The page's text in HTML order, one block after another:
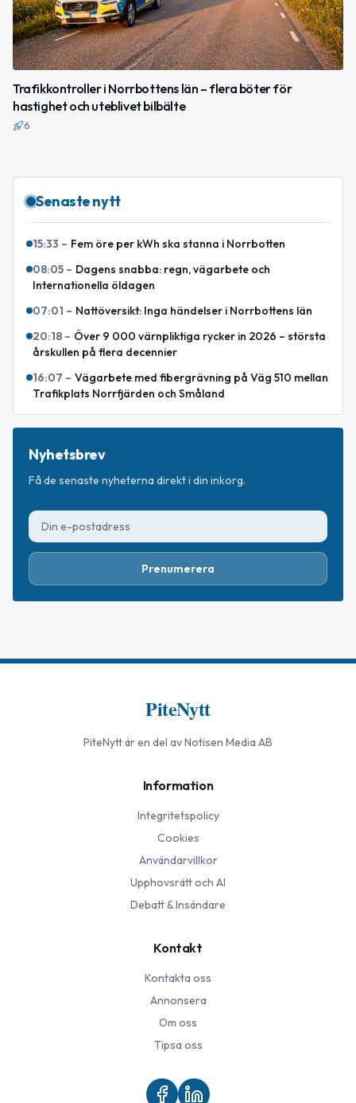
Trafikkontroller i Norrbottens län – flera böter för
hastighet och uteblivet bilbälte
6
Senaste nytt
15:33 – Fem öre per kWh ska stanna i Norrbotten
08:05 – Dagens snabba: regn, vägarbete och
Internationella öldagen
07:01 – Nattöversikt: Inga händelser i Norrbottens län
20:18 – Över 9 000 värnpliktiga rycker in 2026 – största
årskullen på flera decennier
16:07 – Vägarbete med fibergrävning på Väg 510 mellan
Trafikplats Norrfjärden och Småland
Nyhetsbrev
Få de senaste nyheterna direkt i din inkorg.
Prenumerera
PiteNytt
PiteNyttär en del av Notisen Media AB
Information
Integritetspolicy
Cookies
Användarvillkor
Upphovsrätt och AI
Debatt & Insändare
Kontakt
Kontakta oss
Annonsera
Om oss
Tipsa oss